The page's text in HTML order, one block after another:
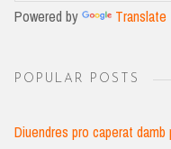
Powered by Translate
POPULAR POSTS
Diuendres pro caperat